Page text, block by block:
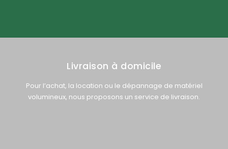
Livraison à domicile
Pour l’achat, la location ou le dépannage de matériel
volumineux, nous proposons un service de livraison.